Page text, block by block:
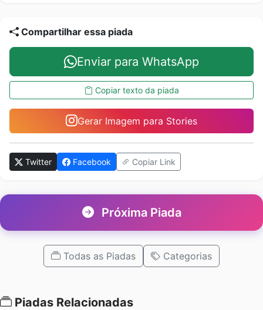
Compartilhar essa piada
Enviar para WhatsApp
Copiar texto da piada
Gerar Imagem para Stories
Twitter Facebook Copiar Link
Próxima Piada
Todas as Piadas Categorias
Piadas Relacionadas